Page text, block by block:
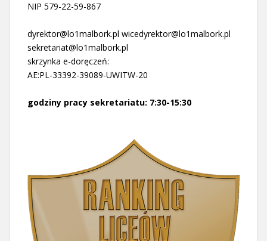
NIP 579-22-59-867
dyrektor@lo1malbork.pl wicedyrektor@lo1malbork.pl
sekretariat@lo1malbork.pl
skrzynka e-doręczeń:
AE:PL-33392-39089-UWITW-20
godziny pracy sekretariatu: 7:30-15:30